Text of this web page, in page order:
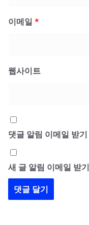
이메일 *
웹사이트
댓글 알림 이메일 받기
새 글 알림 이메일 받기